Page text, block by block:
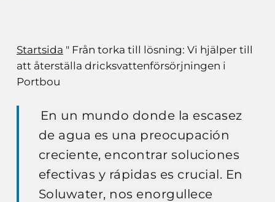
Startsida " Från torka till lösning: Vi hjälper till
att återställa dricksvattenförsörjningen i
Portbou
En un mundo donde la escasez
de agua es una preocupación
creciente, encontrar soluciones
efectivas y rápidas es crucial. En
Soluwater, nos enorgullece